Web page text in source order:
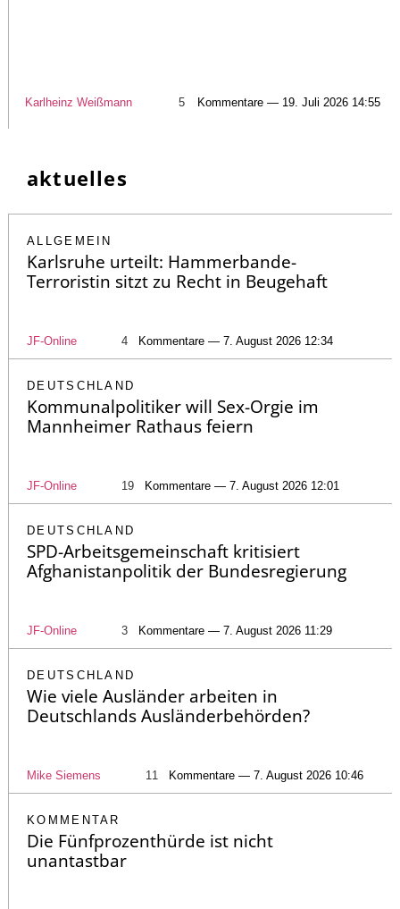
Karlheinz Weißmann 5 Kommentare — 19. Juli 2026 14:55
aktuelles
ALLGEMEIN
Karlsruhe urteilt: Hammerbande-
Terroristin sitzt zu Recht in Beugehaft
JF-Online 4 Kommentare — 7. August 2026 12:34
DEUTSCHLAND
Kommunalpolitiker will Sex-Orgie im
Mannheimer Rathaus feiern
JF-Online 19 Kommentare — 7. August 2026 12:01
DEUTSCHLAND
SPD-Arbeitsgemeinschaft kritisiert
Afghanistanpolitik der Bundesregierung
JF-Online 3 Kommentare — 7. August 2026 11:29
DEUTSCHLAND
Wie viele Ausländer arbeiten in
Deutschlands Ausländerbehörden?
Mike Siemens 11 Kommentare — 7. August 2026 10:46
KOMMENTAR
Die Fünfprozenthürde ist nicht
unantastbar